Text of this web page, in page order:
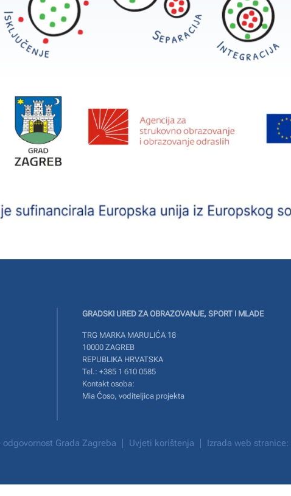
GRADSKI URED ZA OBRAZOVANJE, SPORT I MLADE
TRG MARKA MARULIĆA 18
10000 ZAGREB
REPUBLIKA HRVATSKA
Tel.: +385 1 610 0585
Kontakt osoba:
Mia Ćoso, voditeljica projekta
Grada Zagreba Uvjeti korištenja Izrada web stranice: